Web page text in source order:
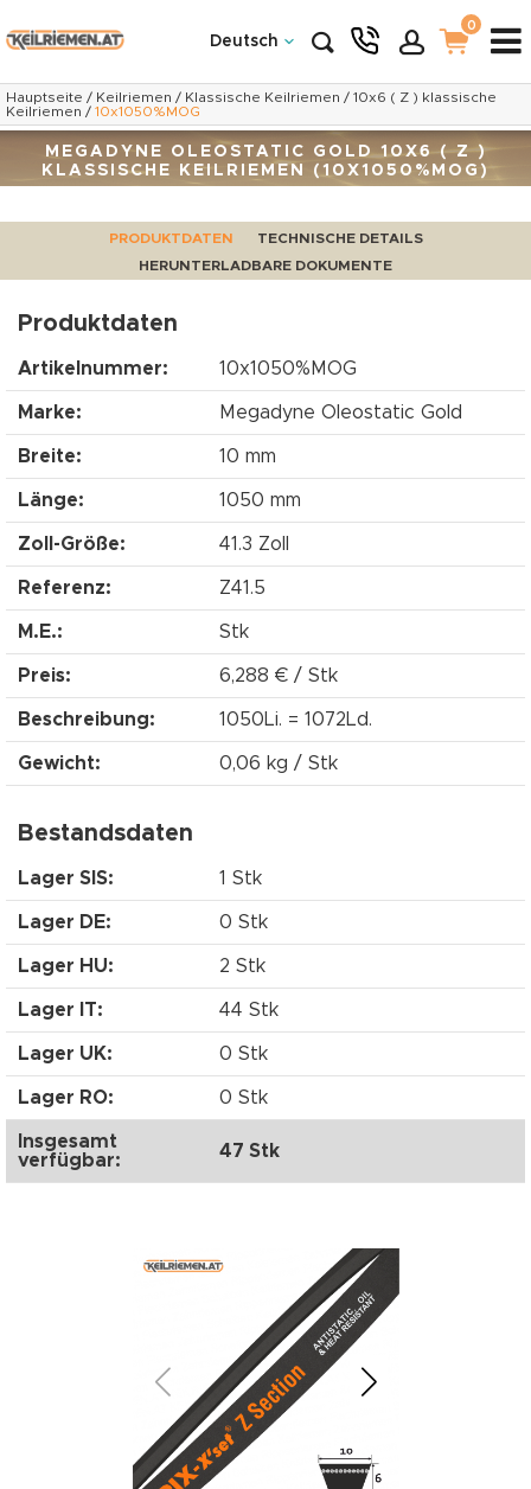
Deutsch
0
Hauptseite / Keilriemen / Klassische Keilriemen / 10x6 ( Z ) klassische
Keilriemen / 10x1050%MOG
MEGADYNE OLEOSTATIC GOLD 10X6 ( Z )
KLASSISCHE KEILRIEMEN (10X1050%MOG)
PRODUKTDATEN
TECHNISCHE DETAILS
HERUNTERLADBARE DOKUMENTE
Produktdaten
Artikelnummer: 10x1050%MOG
Marke: Megadyne Oleostatic Gold
Breite: 10 mm
Länge: 1050 mm
Zoll-Größe: 41.3 Zoll
Referenz: Z41.5
M.E.: Stk
Preis: 6,288 € / Stk
Beschreibung: 1050Li. = 1072Ld.
Gewicht: 0,06 kg / Stk
Bestandsdaten
Lager SIS: 1 Stk
Lager DE: 0 Stk
Lager HU: 2 Stk
Lager IT: 44 Stk
Lager UK: 0 Stk
Lager RO: 0 Stk
Insgesamt
verfügbar:
47 Stk